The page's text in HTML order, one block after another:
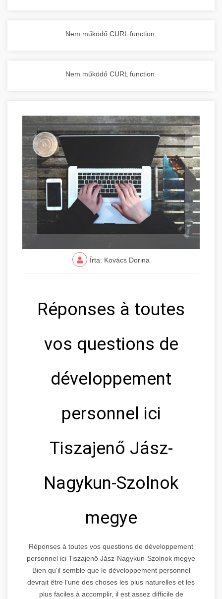
Nem működő CURL function.
Nem működő CURL function.
Írta: Kovács Dorina
Réponses à toutes
vos questions de
développement
personnel ici
Tiszajenő Jász-
Nagykun-Szolnok
megye
Réponses à toutes vos questions de développement
personnel ici Tiszajenő Jász-Nagykun-Szolnok megye
Bien qu'il semble que le développement personnel
devrait être l'une des choses les plus naturelles et les
plus faciles à accomplir, il est assez difficile de